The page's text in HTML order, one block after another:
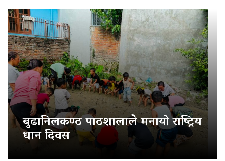
बुढानिलकण्ठ पाठशालाले मनायो राष्ट्रिय
धान दिवस